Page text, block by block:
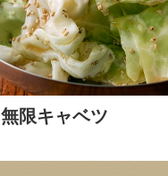
無限キャベツ